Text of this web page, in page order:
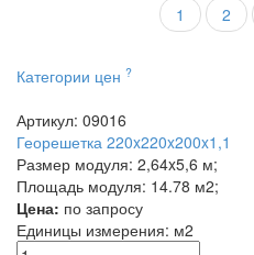
1
2
Категории цен ?
Артикул: 09016
Георешетка 220x220x200x1,1
Размер модуля: 2,64x5,6 м;
Площадь модуля: 14.78 м2;
Цена: по запросу
Единицы измерения: м2